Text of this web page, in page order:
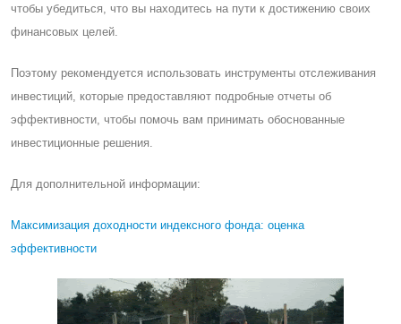
чтобы убедиться, что вы находитесь на пути к достижению своих
финансовых целей.
Поэтому рекомендуется использовать инструменты отслеживания
инвестиций, которые предоставляют подробные отчеты об
эффективности, чтобы помочь вам принимать обоснованные
инвестиционные решения.
Для дополнительной информации:
Максимизация доходности индексного фонда: оценка
эффективности